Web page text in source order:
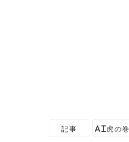
記事 AI虎の巻